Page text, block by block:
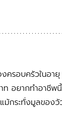
ครอบครัวในอ
อยากทำอาชีพ
ม้กระทั่งมูลของ